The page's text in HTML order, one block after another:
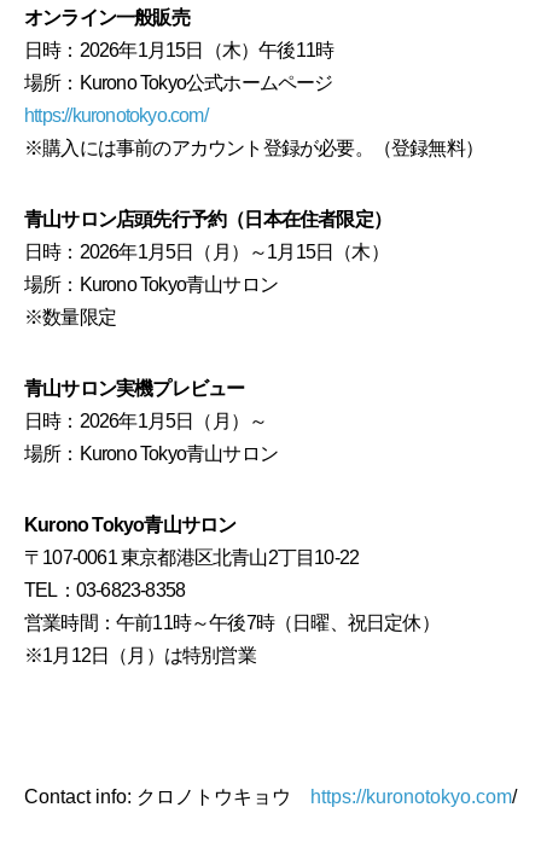
オンライン一般販売
日時：2026年1月15日（木）午後11時
場所：Kurono Tokyo公式ホームページ
https://kuronotokyo.com/
※購入には事前のアカウント登録が必要。（登録無料）
青山サロン店頭先行予約（日本在住者限定）
日時：2026年1月5日（月）～1月15日（木）
場所：Kurono Tokyo青山サロン
※数量限定
青山サロン実機プレビュー
日時：2026年1月5日（月）～
場所：Kurono Tokyo青山サロン
Kurono Tokyo青山サロン
〒107-0061 東京都港区北青山2丁目10-22
TEL：03-6823-8358
営業時間：午前11時～午後7時（日曜、祝日定休）
※1月12日（月）は特別営業
Contact info: クロノトウキョウ https://kuronotokyo.com/